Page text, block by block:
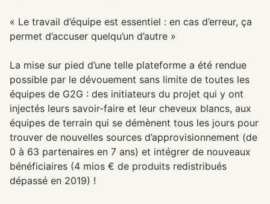
« Le travail d’équipe est essentiel : en cas d’erreur, ça
permet d’accuser quelqu’un d’autre »
La mise sur pied d’une telle plateforme a été rendue
possible par le dévouement sans limite de toutes les
équipes de G2G : des initiateurs du projet qui y ont
injectés leurs savoir-faire et leur cheveux blancs, aux
équipes de terrain qui se démènent tous les jours pour
trouver de nouvelles sources d’approvisionnement (de
0 à 63 partenaires en 7 ans) et intégrer de nouveaux
bénéficiaires (4 mios € de produits redistribués
dépassé en 2019) !